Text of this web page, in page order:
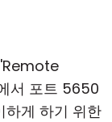
서 포트 5650
게 하기 위한